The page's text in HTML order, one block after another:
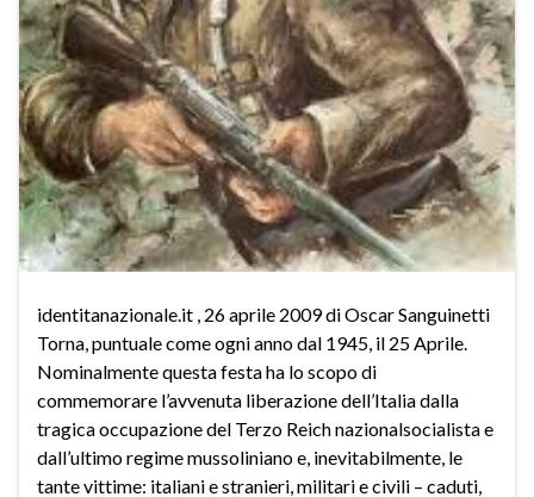
identitanazionale.it , 26 aprile 2009 di Oscar Sanguinetti
Torna, puntuale come ogni anno dal 1945, il 25 Aprile.
Nominalmente questa festa ha lo scopo di
commemorare l’avvenuta liberazione dell’Italia dalla
tragica occupazione del Terzo Reich nazionalsocialista e
dall’ultimo regime mussoliniano e, inevitabilmente, le
tante vittime: italiani e stranieri, militari e civili – caduti,